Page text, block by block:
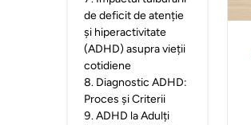
de deficit de atenție
și hiperactivitate
(ADHD) asupra vieții
cotidiene
8. Diagnostic ADHD:
Proces și Criterii
9.ADHD la Adulți